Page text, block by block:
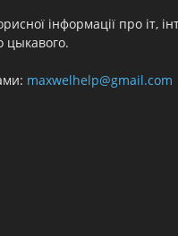
інформації про іт,
цыкавого.
maxwelhelp@gmail.com